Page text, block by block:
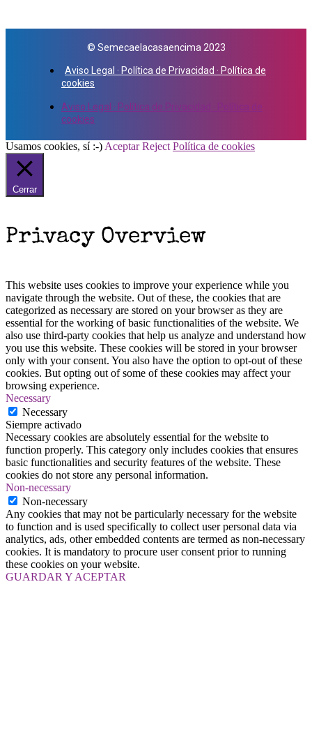
© Semecaelacasaencima 2023
Aviso Legal · Política de Privacidad · Política de
cookies
Aviso Legal · Política de Privacidad · Política de
cookies
Usamos cookies, sí :-)Aceptar Reject Política de cookies
Cerrar
Privacy Overview
This website uses cookies to improve your experience while you
navigate through the website. Out of these, the cookies that are
categorized as necessary are stored on your browser as they are
essential for the working of basic functionalities of the website. We
also use third-party cookies that help us analyze and understand how
you use this website. These cookies will be stored in your browser
only with your consent. You also have the option to opt-out of these
cookies. But opting out of some of these cookies may affect your
browsing experience.
Necessary
Necessary
Siempre activado
Necessary cookies are absolutely essential for the website to
function properly. This category only includes cookies that ensures
basic functionalities and security features of the website. These
cookies do not store any personal information.
Non-necessary
Non-necessary
Any cookies that may not be particularly necessary for the website
to function and is used specifically to collect user personal data via
analytics, ads, other embedded contents are termed as non-necessary
cookies. It is mandatory to procure user consent prior to running
these cookies on your website.
GUARDAR Y ACEPTAR